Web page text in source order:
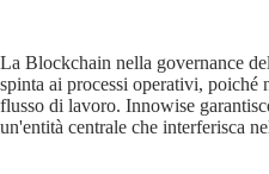
La Blockchain nella governance
spinta ai processi operativi, poiché
flusso di lavoro. Innowise
un'entità centrale che interferisca